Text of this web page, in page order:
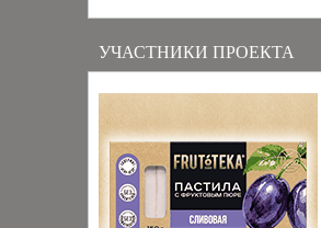
УЧАСТНИКИ ПРОЕКТА